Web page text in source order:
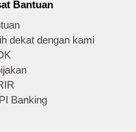
Bantuan
dekat dengan kami
Banking